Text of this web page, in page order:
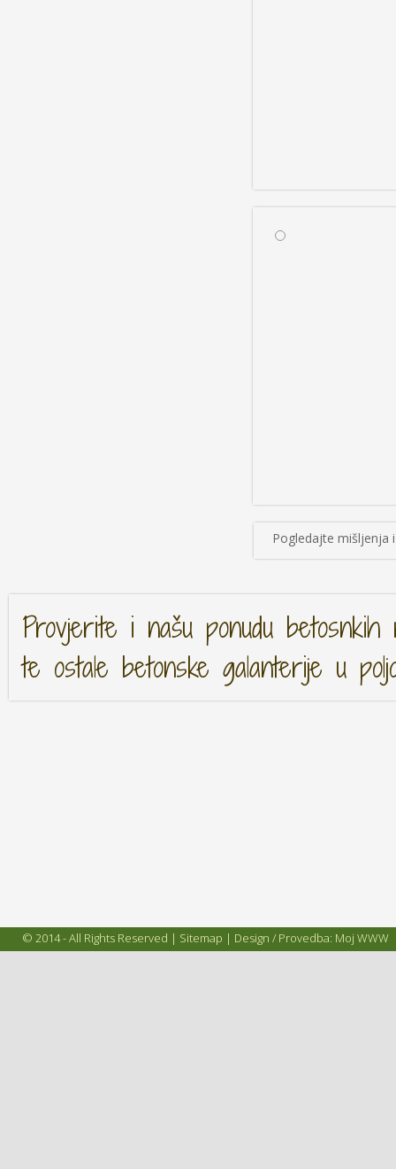
Pogledajte mišljenja
Provjerite i našu ponudu betosnkih
te ostale betonske galanterije u
© 2014 - All Rights Reserved | Sitemap | Design / Provedba: Moj WWW